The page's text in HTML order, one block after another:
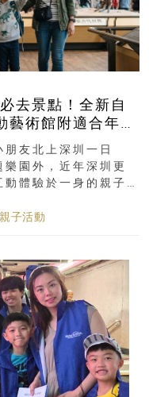
去景點！全新自
藝術館附適合年
友北上深圳一日
園外，近年深圳更
體驗於一身的親子
親子活動